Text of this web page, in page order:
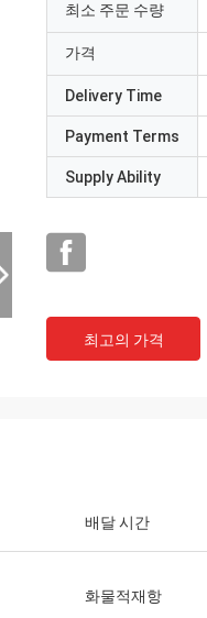
최소 주문 수량
가격
Delivery Time
Payment Terms
Supply Ability
최고의 가격
배달 시간
화물적재항